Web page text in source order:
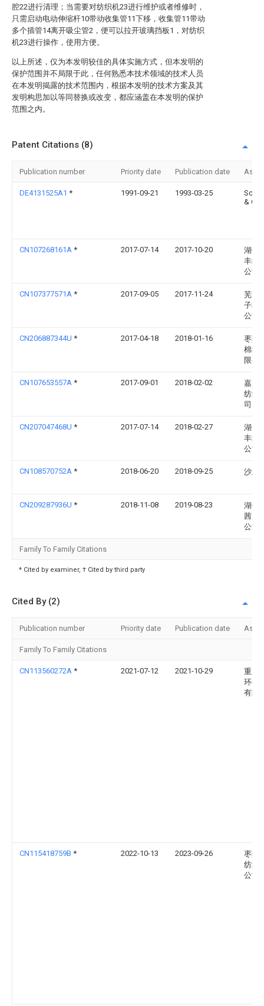
腔22进行清理；当需要对纺织机23进行维护或者维修时，
只需启动电动伸缩杆10带动收集管11下移，收集管11带动
多个插管14离开吸尘管2，便可以拉开玻璃挡板1，对纺织
机23进行操作，使用方便。
以上所述，仅为本发明较佳的具体实施方式，但本发明的
保护范围并不局限于此，任何熟悉本技术领域的技术人员
在本发明揭露的技术范围内，根据本发明的技术方案及其
发明构思加以等同替换或改变，都应涵盖在本发明的保护
范围之内。
Patent Citations (8)
Publication number Priority date Publication date
DE4131525A1 * 1991-09-21 1993-03-25
& Co
CN107268161A * 2017-07-14 2017-10-20
湖州
丰纺
公司
CN107377571A * 2017-09-05 2017-11-24
芜湖
子科
公司
CN206887344U * 2017-04-18 2018-01-16
枣阳
棉纺
限公
CN107653557A * 2017-09-01 2018-02-02
嘉兴
纺织
司
CN207047468U * 2017-07-14 2018-02-27
湖州
丰纺
公司
CN108570752A * 2018-06-20 2018-09-25 沙志
CN209287936U * 2018-11-08 2019-08-23
湖州
茜服
公司
Family To Family Citations
* Cited by examiner, † Cited by third party
Cited By (2)
Publication number Priority date Publication date
Family To Family Citations
CN113560272A * 2021-07-12 2021-10-29
重庆
环保
有限
CN115418759B * 2022-10-13 2023-09-26
枣阳
纺纱
公司